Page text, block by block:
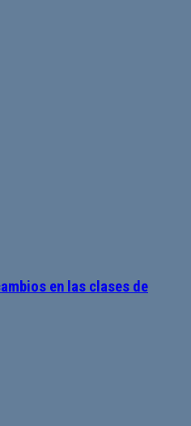
en las clases de